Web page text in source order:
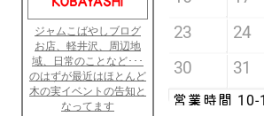
ジャムこばやしブログ
お店、軽井沢、周辺地
域、日常のことなど･･･
のはずが最近はほとんど
木の実イベントの告知と
なってます